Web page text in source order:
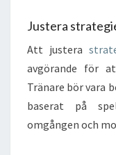
Justera
Att justera
avgörande för
Tränare bör vara
baserat på
omgången och